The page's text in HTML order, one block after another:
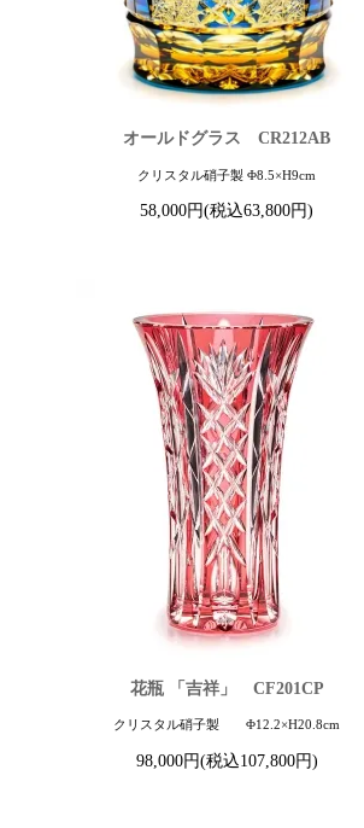
オールドグラス CR212AB
クリスタル硝子製 Φ8.5×H9cm
58,000円(税込63,800円)
花瓶 「吉祥」 CF201CP
クリスタル硝子製 Φ12.2×H20.8cm
98,000円(税込107,800円)